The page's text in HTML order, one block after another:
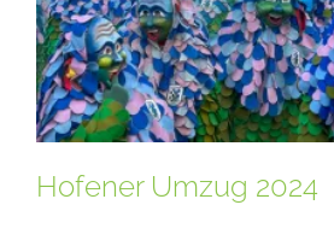
Hofener Umzug 2024